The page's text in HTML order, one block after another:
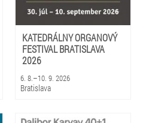
KATEDRÁLNY ORGANOVÝ
FESTIVAL BRATISLAVA
2026
6. 8.–10. 9. 2026
Bratislava